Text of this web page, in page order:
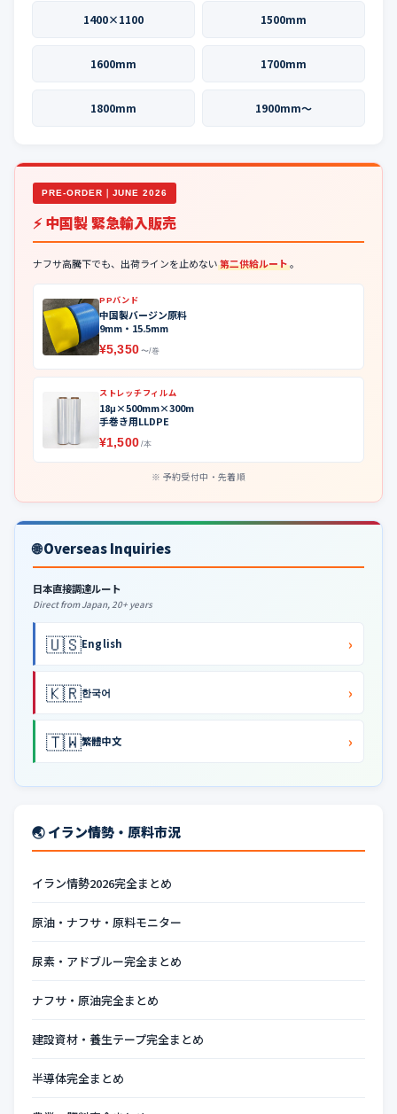
1400×1100 1500mm
1600mm 1700mm
1800mm 1900mm〜
PRE-ORDER｜JUNE 2026
⚡ 中国製 緊急輸入販売
ナフサ高騰下でも、出荷ラインを止めない第二供給ルート。
PPバンド
中国製バージン原料
9mm・15.5mm
¥5,350 〜/巻
ストレッチフィルム
18μ×500mm×300m
手巻き用LLDPE
¥1,500 /本
予約受付中・先着順
🌐 Overseas Inquiries
日本直接調達ルート
Direct from Japan, 20+ years
🇺🇸English ›
🇰🇷한국어 ›
🇹🇼繁體中文 ›
🌏 イラン情勢・原料市況
イラン情勢2026完全まとめ
原油・ナフサ・原料モニター
尿素・アドブルー完全まとめ
ナフサ・原油完全まとめ
建設資材・養生テープ完全まとめ
半導体完全まとめ